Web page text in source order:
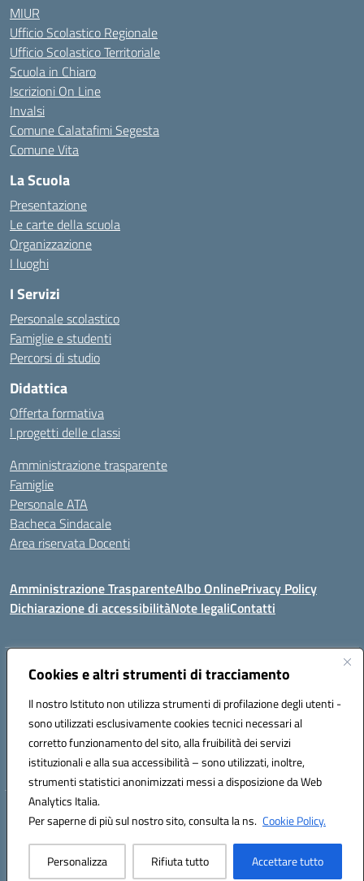
Cookies e altri strumenti di tracciamento
Il nostro Istituto non utilizza strumenti di profilazione degli utenti -
sono utilizzati esclusivamente cookies tecnici necessari al
corretto funzionamento del sito, alla fruibilità dei servizi
istituzionali e alla sua accessibilità – sono utilizzati, inoltre,
strumenti statistici anonimizzati messi a disposizione da Web
Analytics Italia.
Per saperne di più sul nostro sito, consulta la ns. Cookie Policy.
Personalizza Rifiuta tutto Accettare tutto
MIUR
Ufficio Scolastico Regionale
Ufficio Scolastico Territoriale
Scuola in Chiaro
Iscrizioni On Line
Invalsi
Comune Calatafimi Segesta
Comune Vita
La Scuola
Presentazione
Le carte della scuola
Organizzazione
I luoghi
I Servizi
Personale scolastico
Famiglie e studenti
Percorsi di studio
Didattica
Offerta formativa
I progetti delle classi
Amministrazione trasparente
Famiglie
Personale ATA
Bacheca Sindacale
Area riservata Docenti
Amministrazione TrasparenteAlbo OnlinePrivacy Policy
Dichiarazione di accessibilitàNote legaliContatti
Indirizzo:C/da Santa Maria, s.n.c. – 91013 Calatafimi Segesta (TP)
Posta elettronica certificata (PEC):TPIC81300B@pec.istruzione.it
Codice fiscale: 80004430817
Codice meccanografico: TPIC81300B
Hosting & Powered by 3D Solution S.r.l.
Concept & Design by Designers Italia